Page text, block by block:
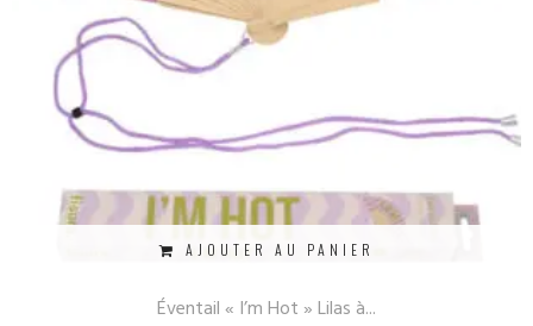
AJOUTER AU PANIER
Éventail « I’m Hot » Lilas à...